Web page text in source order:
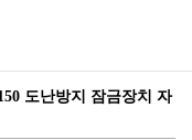
도난방지 잠금장치 자